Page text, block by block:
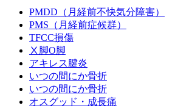
PMDD（月経前不快気分障害）
PMS（月経前症候群）
TFCC損傷
Ⅹ脚O脚
アキレス腱炎
いつの間にか骨折
いつの間にか骨折
オスグッド・成長痛